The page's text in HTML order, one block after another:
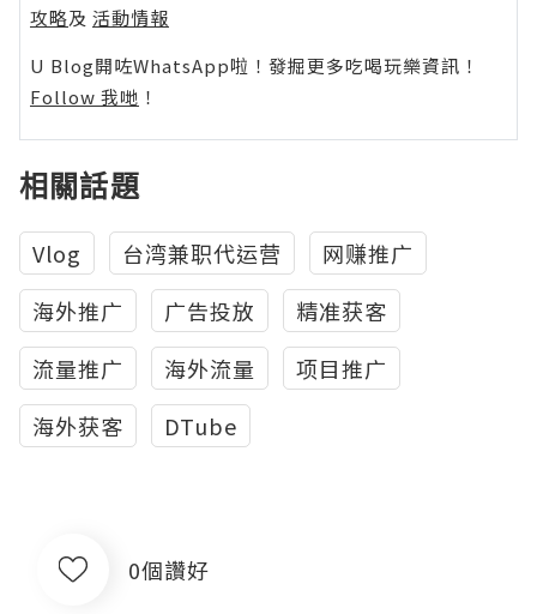
攻略及 活動情報
U Blog開咗WhatsApp啦！發掘更多吃喝玩樂資訊！
Follow 我哋 ！
相關話題
Vlog 台湾兼职代运营
网赚推广
海外推广
广告投放
精准获客
流量推广
海外流量
项目推广
海外获客
DTube
0個讚好